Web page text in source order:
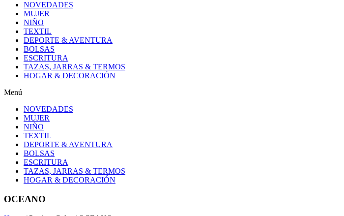
NOVEDADES
MUJER
NIÑO
TEXTIL
DEPORTE & AVENTURA
BOLSAS
ESCRITURA
TAZAS, JARRAS & TERMOS
HOGAR & DECORACIÓN
Menú
NOVEDADES
MUJER
NIÑO
TEXTIL
DEPORTE & AVENTURA
BOLSAS
ESCRITURA
TAZAS, JARRAS & TERMOS
HOGAR & DECORACIÓN
OCEANO